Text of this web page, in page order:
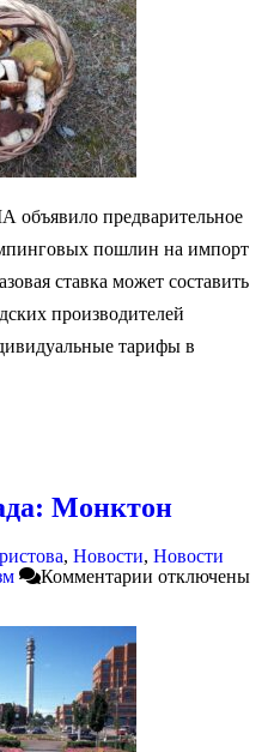
объявило предварительное
пошлин на импорт
ставка может составить
производителей
тарифы в
Монктон
, Новости, Новости
Комментарии отключены